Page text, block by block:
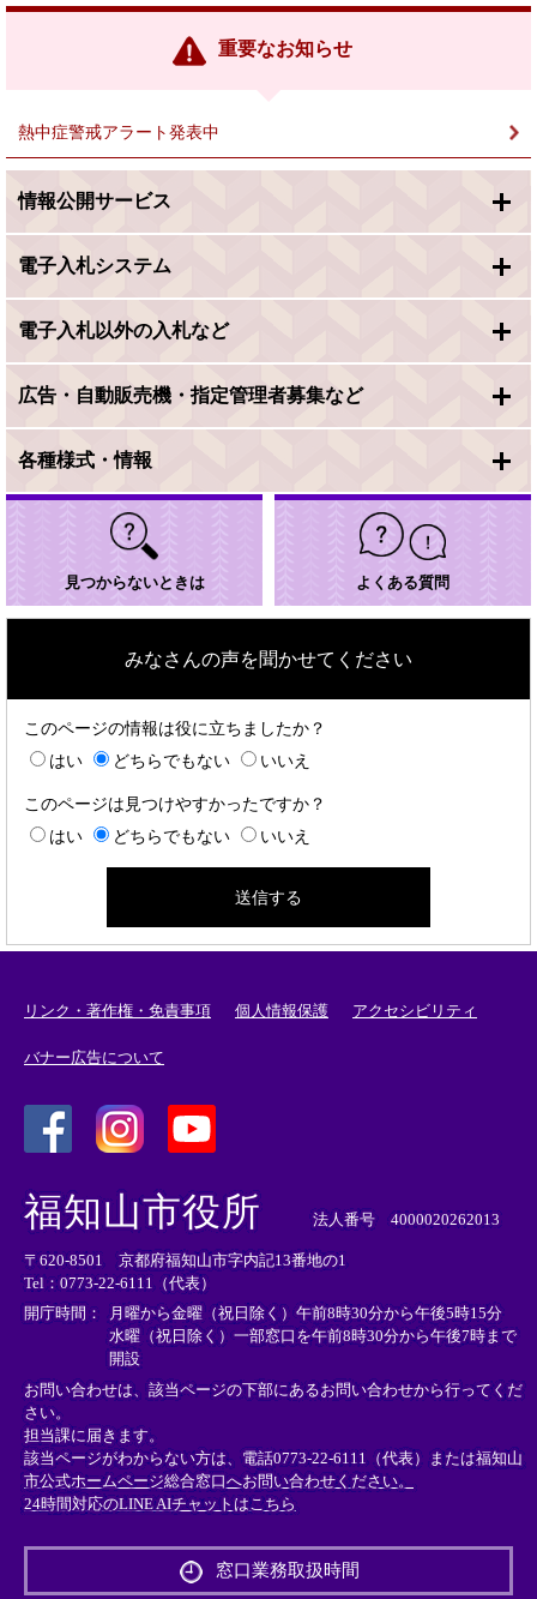
リ
重要なお知らせ
熱中症警戒アラート発表中
情報公開サービス
電子入札システム
電子入札以外の入札など
広告・自動販売機・指定管理者募集など
各種様式・情報
見つからないときは よくある質問
みなさんの声を聞かせてください
このページの情報は役に立ちましたか？
はい
どちらでもない いいえ
このページは見つけやすかったですか？
はい
どちらでもない いいえ
リンク・著作権・免責事項 個人情報保護 アクセシビリティ
バナー広告について
外
部
リ
ン
ク
＞
外
リ
ン
ク
＞
外
部
ン
ク
＞
福知山市役所 法人番号 4000020262013
〒620-8501 京都府福知山市字内記13番地の1
Tel：0773-22-6111（代表）
開庁時間：
月曜から金曜（祝日除く）午前8時30分から午後5時15分
水曜（祝日除く）一部窓口を午前8時30分から午後7時まで
開設
お問い合わせは、該当ページの下部にあるお問い合わせから行ってくだ
さい。
担当課に届きます。
該当ページがわからない方は、電話0773-22-6111（代表）または福知山
市公式ホームページ総合窓口へお問い合わせください。
24時間対応のLINE AIチャットはこちら
外
リ
窓口業務取扱時間